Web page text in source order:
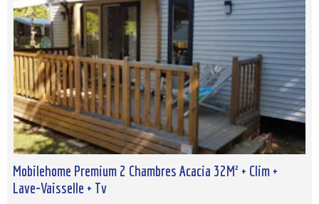
Mobilehome Premium 2 Chambres Acacia 32M² + Clim +
Lave-Vaisselle + Tv